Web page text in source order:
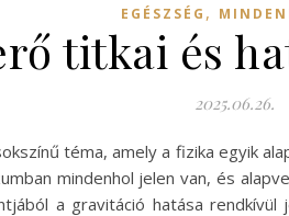
EGÉSZSÉG ,
titkai és
2025.06.26.
téma, amely a fizika egyik
mindenhol jelen van, és
a gravitáció hatása